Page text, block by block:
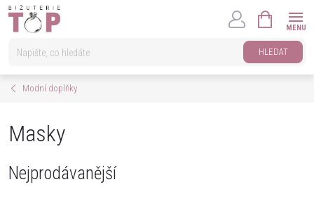
Přejít
HLEDAT
KOŠÍK
Modní doplňky
Masky
Nejprodávanější